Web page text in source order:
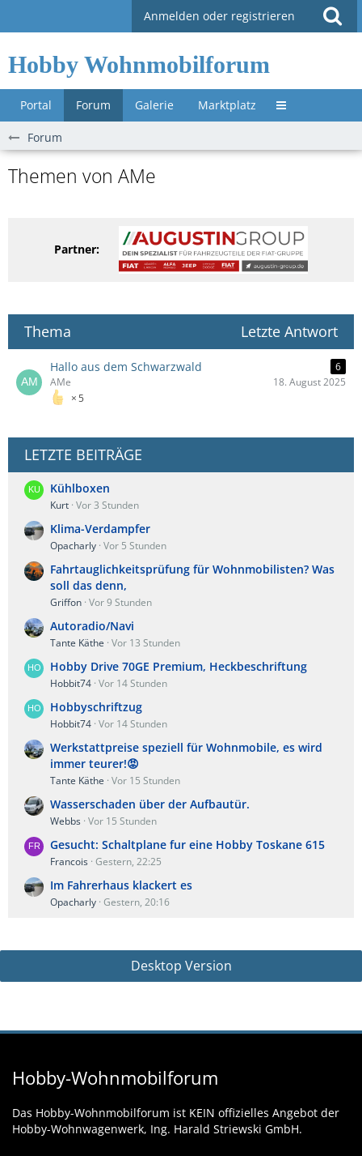
Anmelden oder registrieren
Hobby Wohnmobilforum
Portal Forum Galerie Marktplatz Untermenü »
Forum
Themen von AMe
Partner:
Thema Letzte Antwort
Hallo aus dem Schwarzwald 6
5
AMe 18. August 2025
LETZTE BEITRÄGE
Kühlboxen
Kurt Vor 3 Stunden
Klima-Verdampfer
Opacharly Vor 5 Stunden
Fahrtauglichkeitsprüfung für Wohnmobilisten? Was
soll das denn,
Griffon Vor 9 Stunden
Autoradio/Navi
Tante Käthe Vor 13 Stunden
Hobby Drive 70GE Premium, Heckbeschriftung
Hobbit74 Vor 14 Stunden
Hobbyschriftzug
Hobbit74 Vor 14 Stunden
Werkstattpreise speziell für Wohnmobile, es wird
immer teurer!😡
Tante Käthe Vor 15 Stunden
Wasserschaden über der Aufbautür.
Webbs Vor 15 Stunden
Gesucht: Schaltplane fur eine Hobby Toskane 615
Francois Gestern, 22:25
Im Fahrerhaus klackert es
Opacharly Gestern, 20:16
Desktop Version
Hobby-Wohnmobilforum
Das Hobby-Wohnmobilforum ist KEIN offizielles Angebot der
Hobby-Wohnwagenwerk, Ing. Harald Striewski GmbH.